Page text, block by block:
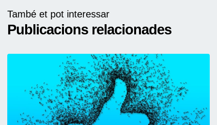
També et pot interessar
Publicacions relacionades